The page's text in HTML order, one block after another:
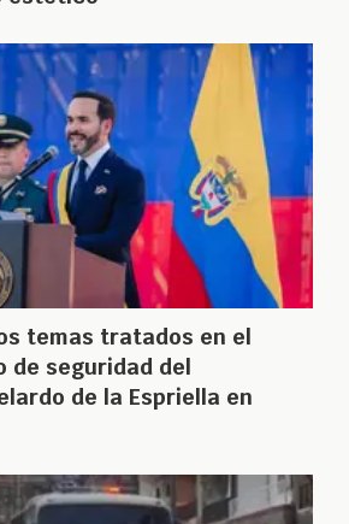
temas tratados en el
de seguridad del
de la Espriella en